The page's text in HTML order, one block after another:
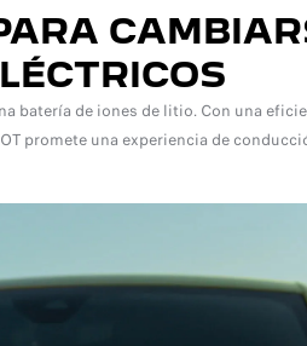
batería de iones de litio. Con una
promete una experiencia de